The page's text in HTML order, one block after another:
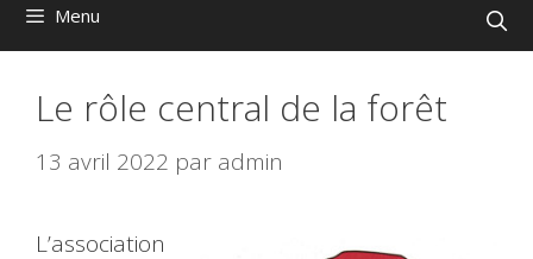
Menu
Le rôle central de la forêt
13 avril 2022 par admin
L’association